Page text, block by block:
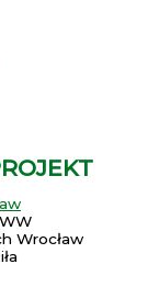
Wrocław